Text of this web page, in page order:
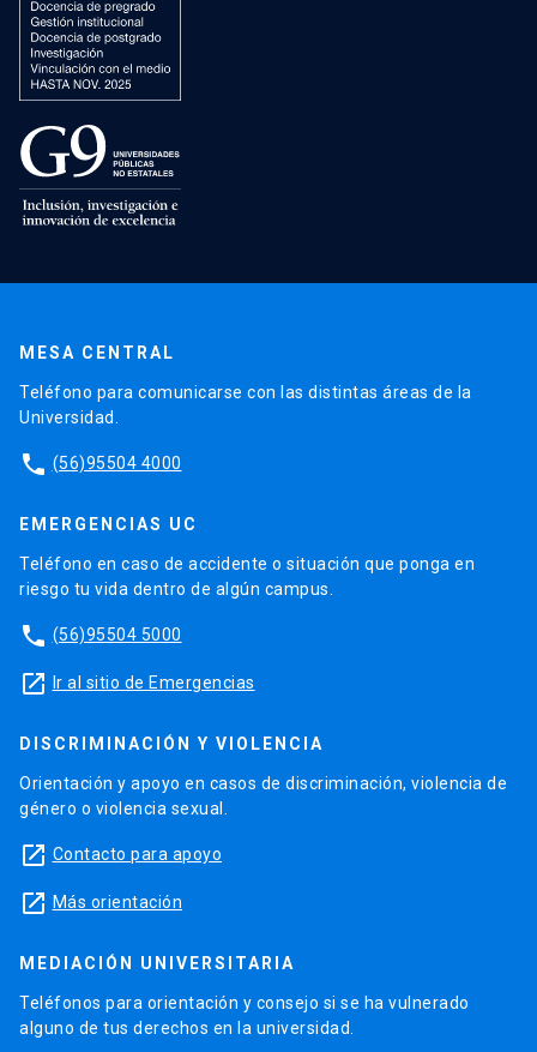
MESA CENTRAL
Teléfono para comunicarse con las distintas áreas de la
Universidad.
phone (56)95504 4000
EMERGENCIAS UC
Teléfono en caso de accidente o situación que ponga en
riesgo tu vida dentro de algún campus.
phone (56)95504 5000
launch Ir al sitio de Emergencias
DISCRIMINACIÓN Y VIOLENCIA
Orientación y apoyo en casos de discriminación, violencia de
género o violencia sexual.
launch Contacto para apoyo
launch Más orientación
MEDIACIÓN UNIVERSITARIA
Teléfonos para orientación y consejo si se ha vulnerado
alguno de tus derechos en la universidad.